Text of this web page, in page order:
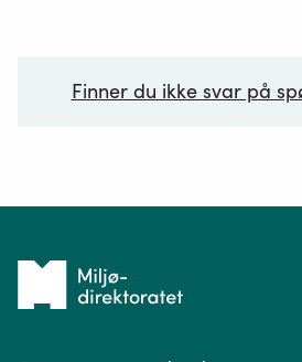
Finner du ikke svar på
Tilbake